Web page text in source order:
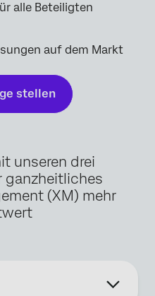
alle Beteiligten
auf dem Markt
stellen
unseren drei
ganzheitliches
(XM) mehr